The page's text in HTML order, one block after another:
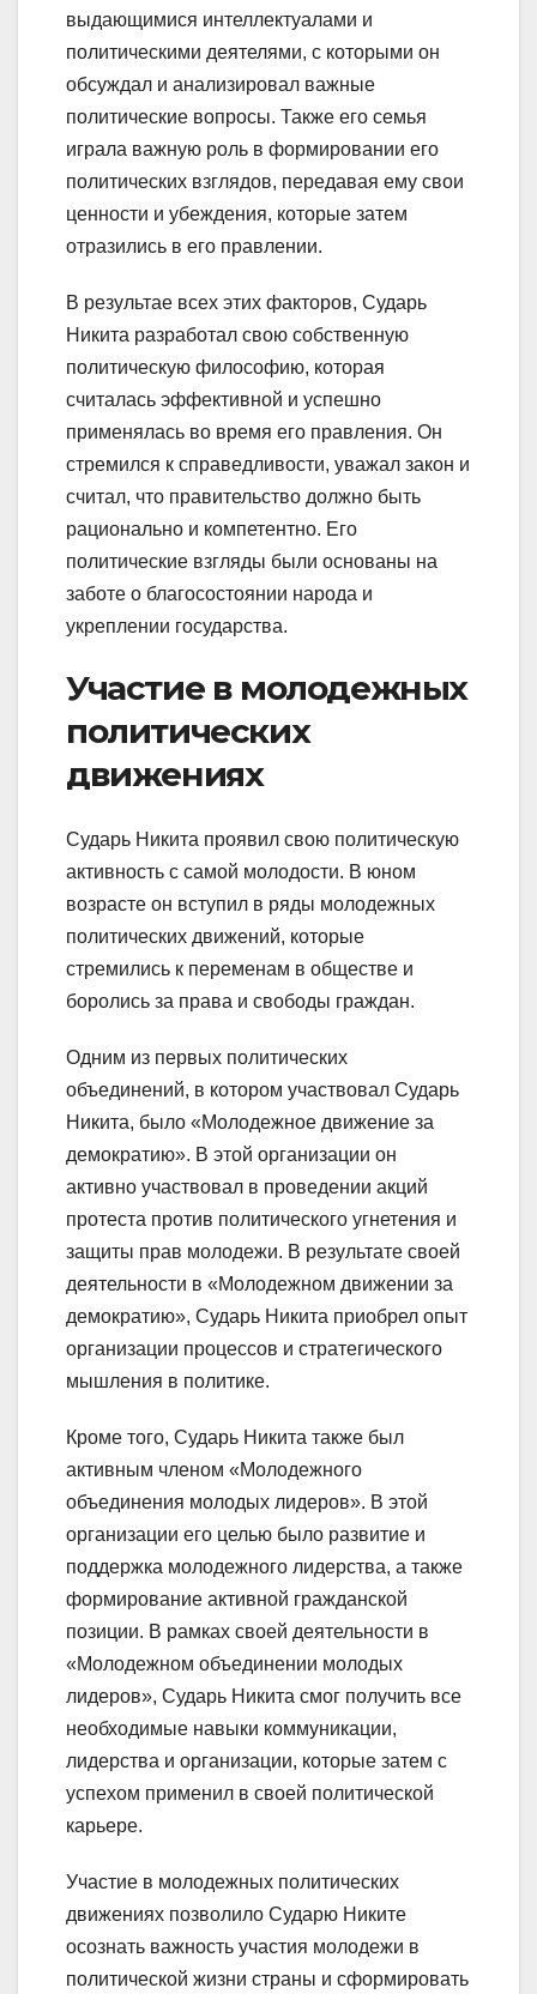
выдающимися интеллектуалами и
политическими деятелями, с которыми он
обсуждал и анализировал важные
политические вопросы. Также его семья
играла важную роль в формировании его
политических взглядов, передавая ему свои
ценности и убеждения, которые затем
отразились в его правлении.
В результае всех этих факторов, Сударь
Никита разработал свою собственную
политическую философию, которая
считалась эффективной и успешно
применялась во время его правления. Он
стремился к справедливости, уважал закон и
считал, что правительство должно быть
рационально и компетентно. Его
политические взгляды были основаны на
заботе о благосостоянии народа и
укреплении государства.
Участие в молодежных
политических
движениях
Сударь Никита проявил свою политическую
активность с самой молодости. В юном
возрасте он вступил в ряды молодежных
политических движений, которые
стремились к переменам в обществе и
боролись за права и свободы граждан.
Одним из первых политических
объединений, в котором участвовал Сударь
Никита, было «Молодежное движение за
демократию». В этой организации он
активно участвовал в проведении акций
протеста против политического угнетения и
защиты прав молодежи. В результате своей
деятельности в «Молодежном движении за
демократию», Сударь Никита приобрел опыт
организации процессов и стратегического
мышления в политике.
Кроме того, Сударь Никита также был
активным членом «Молодежного
объединения молодых лидеров». В этой
организации его целью было развитие и
поддержка молодежного лидерства, а также
формирование активной гражданской
позиции. В рамках своей деятельности в
«Молодежном объединении молодых
лидеров», Сударь Никита смог получить все
необходимые навыки коммуникации,
лидерства и организации, которые затем с
успехом применил в своей политической
карьере.
Участие в молодежных политических
движениях позволило Сударю Никите
осознать важность участия молодежи в
политической жизни страны и сформировать